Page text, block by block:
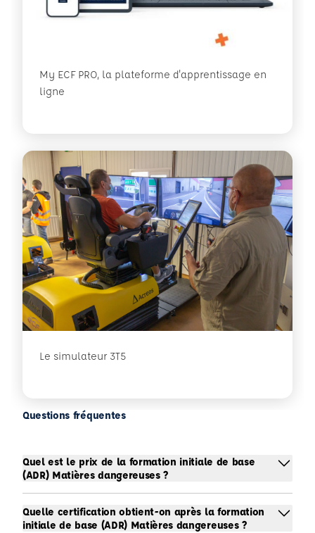
My ECF PRO, la plateforme d'apprentissage en
ligne
Le simulateur 3T5
Questions fréquentes
Quel est le prix de la formation initiale de base
(ADR) Matières dangereuses ?
Quelle certification obtient-on après la formation
initiale de base (ADR) Matières dangereuses ?